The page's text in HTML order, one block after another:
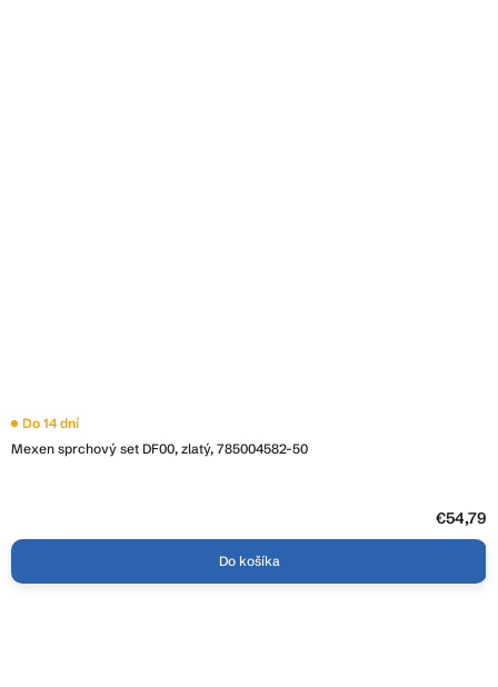
Mexen sprchový set DF00, zlatý, 785004582-50
Do 14 dní
€54,79
Do košíka